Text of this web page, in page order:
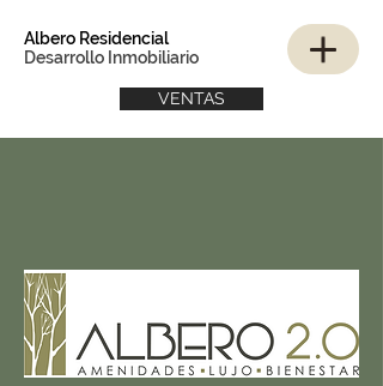
Albero Residencial
Desarrollo Inmobiliario
VENTAS